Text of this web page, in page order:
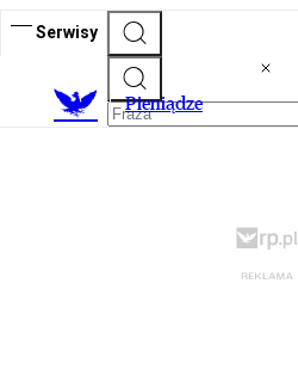
Serwisy
Pieniądze